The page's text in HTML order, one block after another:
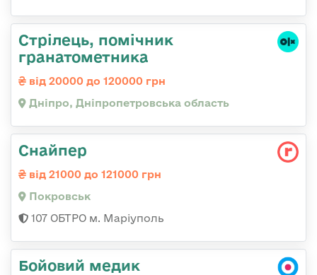
Стрілець, помічник
гранатометника
від 20000 до 120000 грн
Дніпро, Дніпропетровська область
Снайпер
від 21000 до 121000 грн
Покровськ
107 ОБТРО м. Маріуполь
Бойовий медик